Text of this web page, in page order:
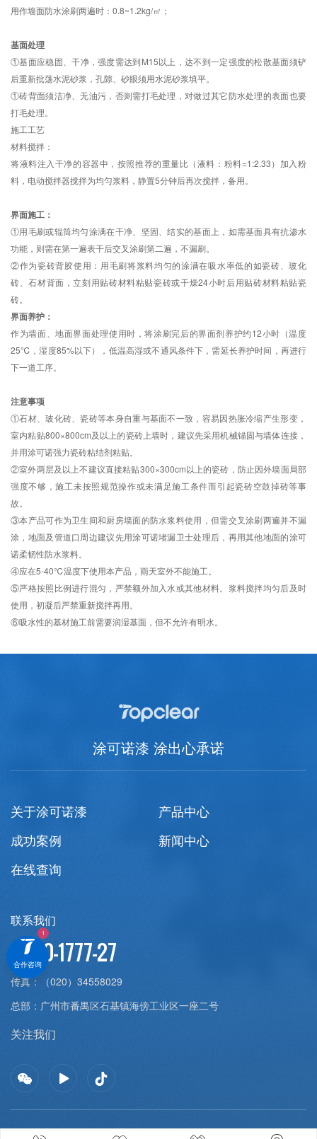
用作墙面防水涂刷两遍时：0.8~1.2kg/㎡；
基面处理
①基面应稳固、干净，强度需达到M15以上，达不到一定强度的松散基面须铲
后重新批荡水泥砂浆，孔隙、砂眼须用水泥砂浆填平。
①砖背面须洁净、无油污，否则需打毛处理，对做过其它防水处理的表面也要
打毛处理。
施工工艺
材料搅拌：
将液料注入干净的容器中，按照推荐的重量比（液料：粉料=1:2.33）加入粉
料，电动搅拌器搅拌为均匀浆料，静置5分钟后再次搅拌，备用。
界面施工：
①用毛刷或辊筒均匀涂满在干净、坚固、结实的基面上，如需基面具有抗渗水
功能，则需在第一遍表干后交叉涂刷第二遍，不漏刷。
②作为瓷砖背胶使用：用毛刷将浆料均匀的涂满在吸水率低的如瓷砖、玻化
砖、石材背面，立刻用贴砖材料粘贴瓷砖或干燥24小时后用贴砖材料粘贴瓷
砖。
界面养护：
作为墙面、地面界面处理使用时，将涂刷完后的界面剂养护约12小时（温度
25℃，湿度85%以下），低温高湿或不通风条件下，需延长养护时间，再进行
下一道工序。
注意事项
①石材、玻化砖、瓷砖等本身自重与基面不一致，容易因热胀冷缩产生形变，
室内粘贴800×800cm及以上的瓷砖上墙时，建议先采用机械锚固与墙体连接，
并用涂可诺强力瓷砖粘结剂粘贴。
②室外两层及以上不建议直接粘贴300×300cm以上的瓷砖，防止因外墙面局部
强度不够，施工未按照规范操作或未满足施工条件而引起瓷砖空鼓掉砖等事
故。
③本产品可作为卫生间和厨房墙面的防水浆料使用，但需交叉涂刷两遍并不漏
涂，地面及管道口周边建议先用涂可诺堵漏卫士处理后，再用其他地面的涂可
诺柔韧性防水浆料。
④应在5-40℃温度下使用本产品，雨天室外不能施工。
⑤严格按照比例进行混匀，严禁额外加入水或其他材料。浆料搅拌均匀后及时
使用，初凝后严禁重新搅拌再用。
⑥吸水性的基材施工前需要润湿基面，但不允许有明水。
涂可诺漆 涂出心承诺
关于涂可诺漆
产品中心
成功案例
新闻中心
在线查询
联系我们
4000-1777-27
传真：
（020）34558029
总部： 广州市番禺区石基镇海傍工业区一座二号
关注我们
合作咨询